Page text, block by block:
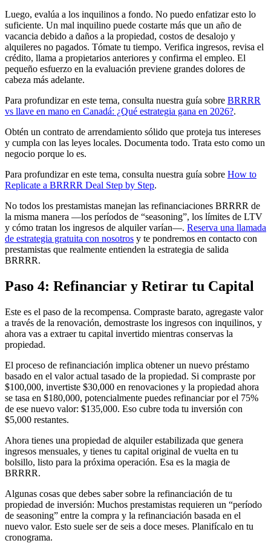
Luego, evalúa a los inquilinos a fondo. No puedo enfatizar esto lo
suficiente. Un mal inquilino puede costarte más que un año de
vacancia debido a daños a la propiedad, costos de desalojo y
alquileres no pagados. Tómate tu tiempo. Verifica ingresos, revisa el
crédito, llama a propietarios anteriores y confirma el empleo. El
pequeño esfuerzo en la evaluación previene grandes dolores de
cabeza más adelante.
Para profundizar en este tema, consulta nuestra guía sobre BRRRR
vs llave en mano en Canadá: ¿Qué estrategia gana en 2026?.
Obtén un contrato de arrendamiento sólido que proteja tus intereses
y cumpla con las leyes locales. Documenta todo. Trata esto como un
negocio porque lo es.
Para profundizar en este tema, consulta nuestra guía sobre How to
Replicate a BRRRR Deal Step by Step.
No todos los prestamistas manejan las refinanciaciones BRRRR de
la misma manera —los períodos de “seasoning”, los límites de LTV
y cómo tratan los ingresos de alquiler varían—. Reserva una llamada
de estrategia gratuita con nosotros y te pondremos en contacto con
prestamistas que realmente entienden la estrategia de salida
BRRRR.
Paso 4: Refinanciar y Retirar tu Capital
Este es el paso de la recompensa. Compraste barato, agregaste valor
a través de la renovación, demostraste los ingresos con inquilinos, y
ahora vas a extraer tu capital invertido mientras conservas la
propiedad.
El proceso de refinanciación implica obtener un nuevo préstamo
basado en el valor actual tasado de la propiedad. Si compraste por
$100,000, invertiste $30,000 en renovaciones y la propiedad ahora
se tasa en $180,000, potencialmente puedes refinanciar por el 75%
de ese nuevo valor: $135,000. Eso cubre toda tu inversión con
$5,000 restantes.
Ahora tienes una propiedad de alquiler estabilizada que genera
ingresos mensuales, y tienes tu capital original de vuelta en tu
bolsillo, listo para la próxima operación. Esa es la magia de
BRRRR.
Algunas cosas que debes saber sobre la refinanciación de tu
propiedad de inversión: Muchos prestamistas requieren un “período
de seasoning” entre la compra y la refinanciación basada en el
nuevo valor. Esto suele ser de seis a doce meses. Planifícalo en tu
cronograma.